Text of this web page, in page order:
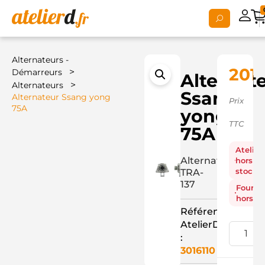
Alternateurs -
Démarreurs
>
Alternateurs >
Alternateur Ssang yong
75A
Ssang
yong
75A
Alternateur
TRA-
137
Référence
AtelierD
:
3016110
Prix
TTC
Atelier
hors
stock
hors